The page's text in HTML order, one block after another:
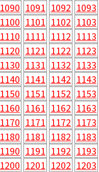
1090 1091 1092 1093
1100 1101 1102 1103
1110 1111 1112 1113
1120 1121 1122 1123
1130 1131 1132 1133
1140 1141 1142 1143
1150 1151 1152 1153
1160 1161 1162 1163
1170 1171 1172 1173
1180 1181 1182 1183
1190 1191 1192 1193
1200 1201 1202 1203